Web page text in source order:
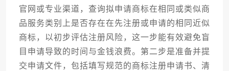
官网或专业渠道，查询拟申请商标在相同或类似商
品服务类别上是否存在在先注册或申请的相同近似
商标，以初步评估注册风险，这一步能有效避免盲
目申请导致的时间与金钱浪费。第二步是准备并提
交申请文件，包括填写规范的商标注册申请书、清